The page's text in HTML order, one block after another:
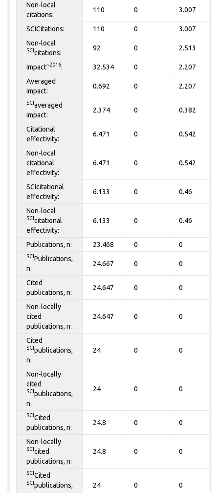
Non-local
citations:
110 0 3.007
SCICitations: 110 0 3.007
Non-local
SCI citations:
92 0 2.513
Impact~2016: 32.534 0 2.207
Averaged
impact:
0.692 0 2.207
SCI averaged
impact:
2.374 0 0.382
Citational
effectivity:
6.471 0 0.542
Non-local
citational
effectivity:
6.471 0 0.542
SCIcitational
effectivity:
6.133 0 0.46
Non-local
SCI citational
effectivity:
6.133 0 0.46
Publications, n: 23.468 0 0
SCI Publications,
n:
24.667 0 0
Cited
publications, n:
24.647 0 0
Non-locally
cited
publications, n:
24.647 0 0
Cited
SCI publications,
n:
24 0 0
Non-locally
cited
SCI publications,
n:
24 0 0
SCI Cited
publications, n:
24.8 0 0
Non-locally
SCI cited
publications, n:
24.8 0 0
SCI Cited
SCI publications,
24 0 0